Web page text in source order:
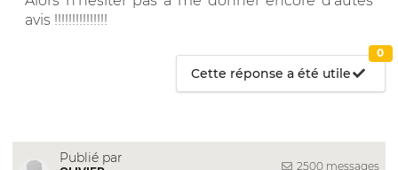
avis !!!!!!!!!!!!!!!
Cette réponse a été utile
0
Publié par
2500 messages